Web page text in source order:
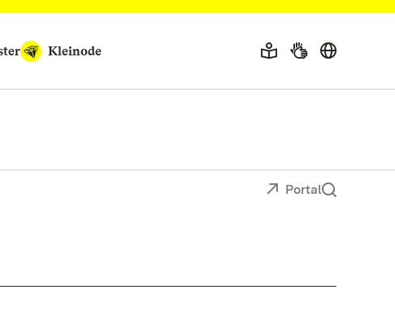
Kleinode
Portal